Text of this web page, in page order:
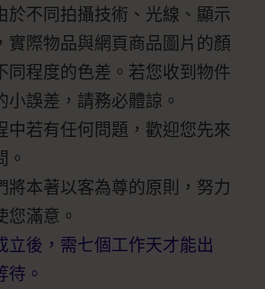
於不同拍攝技術、光線、顯示
際物品與網頁商品圖片的顏
同程度的色差。若您收到物件
小誤差，請務必體諒。
中若有任何問題，歡迎您先來
將本著以客為尊的原則，努力
滿意。
立後，需七個工作天才能出
。